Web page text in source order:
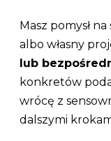
Masz pomysł
albo własny
lub
konkretów
wrócę z
dalszymi